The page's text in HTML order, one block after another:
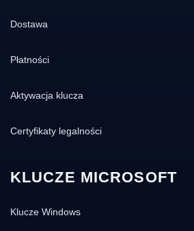
Dostawa
Płatności
Aktywacja klucza
Certyfikaty legalności
KLUCZE MICROSOFT
Klucze Windows